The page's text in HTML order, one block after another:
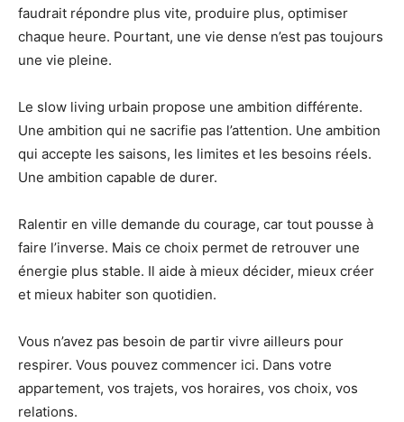
faudrait répondre plus vite, produire plus, optimiser
chaque heure. Pourtant, une vie dense n’est pas toujours
une vie pleine.
Le slow living urbain propose une ambition différente.
Une ambition qui ne sacrifie pas l’attention. Une ambition
qui accepte les saisons, les limites et les besoins réels.
Une ambition capable de durer.
Ralentir en ville demande du courage, car tout pousse à
faire l’inverse. Mais ce choix permet de retrouver une
énergie plus stable. Il aide à mieux décider, mieux créer
et mieux habiter son quotidien.
Vous n’avez pas besoin de partir vivre ailleurs pour
respirer. Vous pouvez commencer ici. Dans votre
appartement, vos trajets, vos horaires, vos choix, vos
relations.